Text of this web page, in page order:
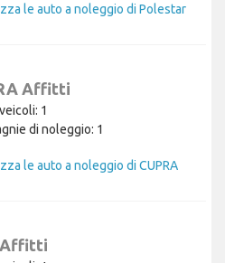
le auto a noleggio di Polestar
Affitti
1
di noleggio: 1
le auto a noleggio di CUPRA
Affitti